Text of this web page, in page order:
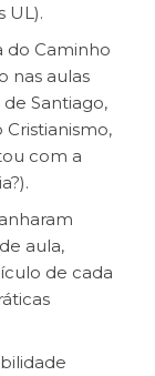
UL).
do Caminho
nas aulas
Santiago,
com a
aula,
de cada